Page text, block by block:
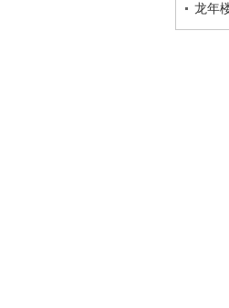
龙年